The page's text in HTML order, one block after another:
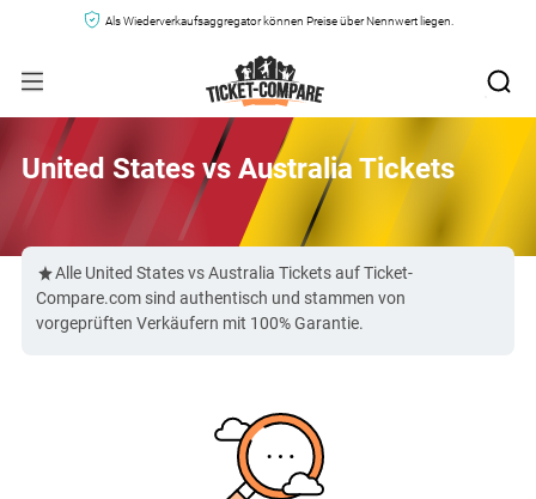
Als Wiederverkaufsaggregator können Preise über Nennwert liegen.
United States vs Australia Tickets
Alle United States vs Australia Tickets auf Ticket-
Compare.com sind authentisch und stammen von
vorgeprüften Verkäufern mit 100% Garantie.